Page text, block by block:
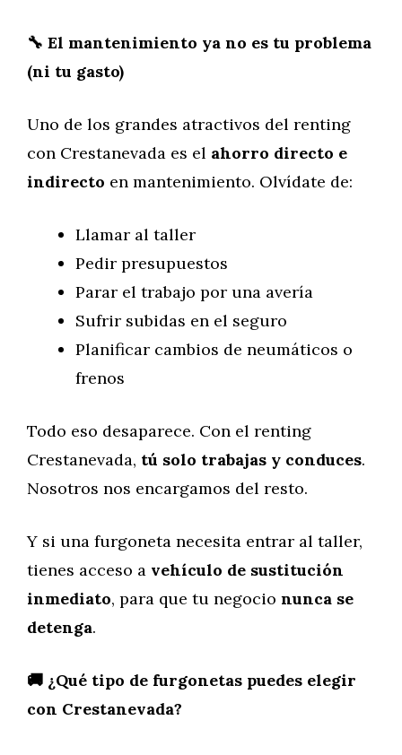
🔧 El mantenimiento ya no es tu problema
(ni tu gasto)
Uno de los grandes atractivos del renting
con Crestanevada es el ahorro directo e
indirecto en mantenimiento. Olvídate de:
Llamar al taller
Pedir presupuestos
Parar el trabajo por una avería
Sufrir subidas en el seguro
Planificar cambios de neumáticos o
frenos
Todo eso desaparece. Con el renting
Crestanevada, tú solo trabajas y conduces.
Nosotros nos encargamos del resto.
Y si una furgoneta necesita entrar al taller,
tienes acceso a vehículo de sustitución
inmediato, para que tu negocio nunca se
detenga.
🚚 ¿Qué tipo de furgonetas puedes elegir
con Crestanevada?